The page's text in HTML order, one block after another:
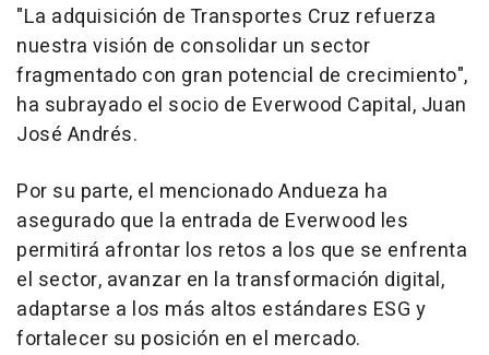
"La adquisición de Transportes Cruz refuerza
nuestra visión de consolidar un sector
fragmentado con gran potencial de crecimiento",
ha subrayado el socio de Everwood Capital, Juan
José Andrés.
Por su parte, el mencionado Andueza ha
asegurado que la entrada de Everwood les
permitirá afrontar los retos a los que se enfrenta
el sector, avanzar en la transformación digital,
adaptarse a los más altos estándares ESG y
fortalecer su posición en el mercado.